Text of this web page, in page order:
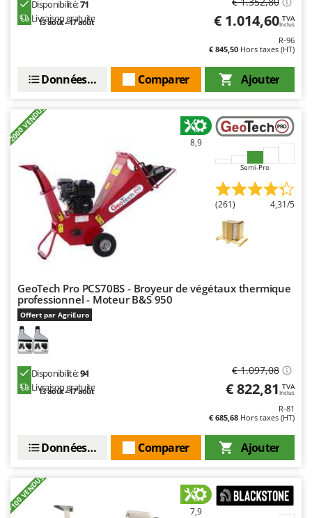
Disponibilité:71
Livraison gratuite
13 août - 17 août € 1.014,60 TVA
Inclus
R-96
€ 845,50 Hors taxes (HT)
Ajouter
Comparer
Données techniques
+2000 VENDUS 8,9
Semi-Pro
(261) 4,31/5
GeoTech Pro PCS70BS - Broyeur de végétaux thermique
professionnel - Moteur B&S 950
Offert par AgriEuro
Disponibilité:94
Livraison gratuite
13 août - 17 août
€ 1.097,08
€ 822,81 TVA
Inclus
R-81
€ 685,68 Hors taxes (HT)
Ajouter
Comparer
Données techniques
+100 VENDUS 7,9